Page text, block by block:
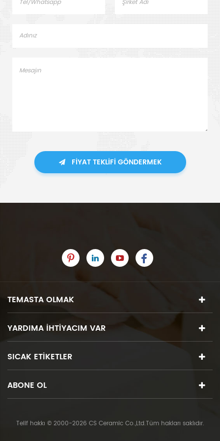
FIYAT TEKLIFI GÖNDERMEK
TEMASTA OLMAK
YARDIMA IHTIYACIM VAR
SICAK ETIKETLER
ABONE OL
Telif hakkı © 2000-2026 CS Ceramic Co.,Ltd.Tüm hakları saklıdır.